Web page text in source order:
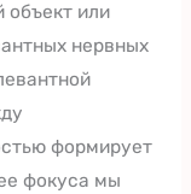
объект или
нервных
формирует
фокуса мы